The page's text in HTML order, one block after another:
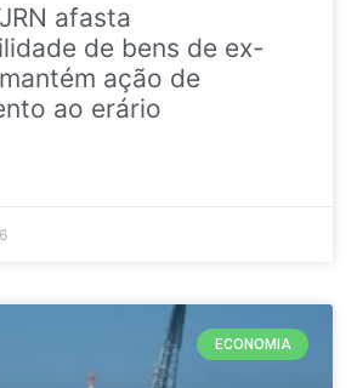
afasta
de bens de ex-
ação de
ao erário
ECONOMIA